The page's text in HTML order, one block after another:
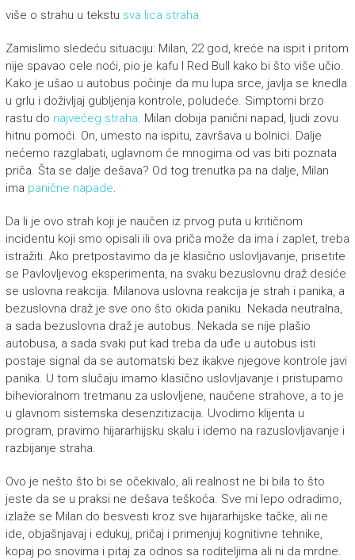
više o strahu u tekstu sva lica straha.
Zamislimo sledeću situaciju: Milan, 22 god, kreće na ispit i pritom
nije spavao cele noći, pio je kafu I Red Bull kako bi što više učio.
Kako je ušao u autobus počinje da mu lupa srce, javlja se knedla
u grlu i doživljaj gubljenja kontrole, poludeće. Simptomi brzo
rastu do najvećeg straha. Milan dobija panični napad, ljudi zovu
hitnu pomoći. On, umesto na ispitu, završava u bolnici. Dalje
nećemo razglabati, uglavnom će mnogima od vas biti poznata
priča. Šta se dalje dešava? Od tog trenutka pa na dalje, Milan
ima panične napade.
Da li je ovo strah koji je naučen iz prvog puta u kritičnom
incidentu koji smo opisali ili ova priča može da ima i zaplet, treba
istražiti. Ako pretpostavimo da je klasično uslovljavanje, prisetite
se Pavlovljevog eksperimenta, na svaku bezuslovnu draž desiće
se uslovna reakcija. Milanova uslovna reakcija je strah i panika, a
bezuslovna draž je sve ono što okida paniku. Nekada neutralna,
a sada bezuslovna draž je autobus. Nekada se nije plašio
autobusa, a sada svaki put kad treba da uđe u autobus isti
postaje signal da se automatski bez ikakve njegove kontrole javi
panika. U tom slučaju imamo klasično uslovljavanje i pristupamo
bihevioralnom tretmanu za uslovljene, naučene strahove, a to je
u glavnom sistemska desenzitizacija. Uvodimo klijenta u
program, pravimo hijararhijsku skalu i idemo na razuslovljavanje i
razbijanje straha.
Ovo je nešto što bi se očekivalo, ali realnost ne bi bila to što
jeste da se u praksi ne dešava teškoća. Sve mi lepo odradimo,
izlaže se Milan do besvesti kroz sve hijararhijske tačke, ali ne
ide, objašnjavaj i edukuj, pričaj i primenjuj kognitivne tehnike,
kopaj po snovima i pitaj za odnos sa roditeljima ali ni da mrdne.